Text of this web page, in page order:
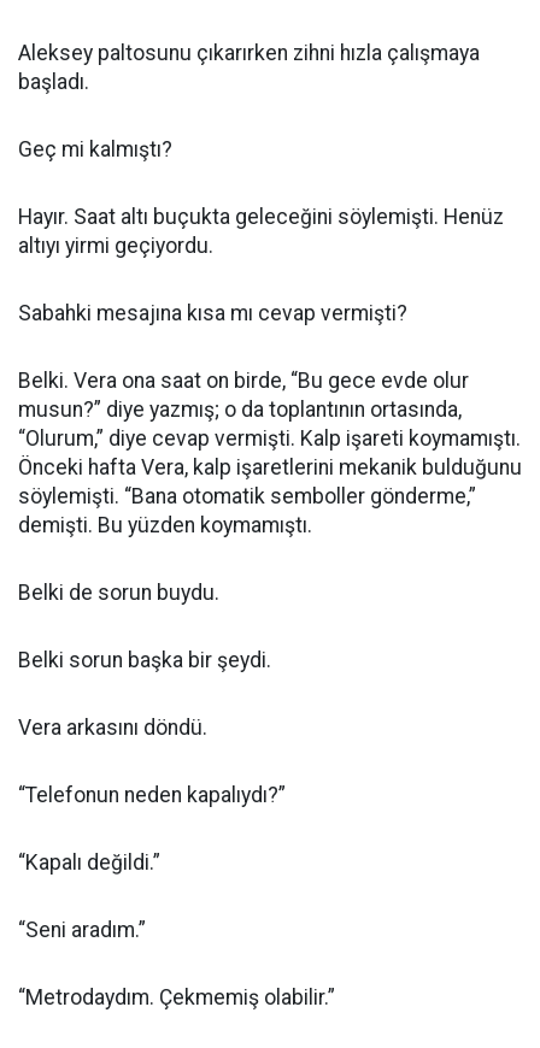
Aleksey paltosunu çıkarırken zihni hızla çalışmaya
başladı.
Geç mi kalmıştı?
Hayır. Saat altı buçukta geleceğini söylemişti. Henüz
altıyı yirmi geçiyordu.
Sabahki mesajına kısa mı cevap vermişti?
Belki. Vera ona saat on birde, “Bu gece evde olur
musun?” diye yazmış; o da toplantının ortasında,
“Olurum,” diye cevap vermişti. Kalp işareti koymamıştı.
Önceki hafta Vera, kalp işaretlerini mekanik bulduğunu
söylemişti. “Bana otomatik semboller gönderme,”
demişti. Bu yüzden koymamıştı.
Belki de sorun buydu.
Belki sorun başka bir şeydi.
Vera arkasını döndü.
“Telefonun neden kapalıydı?”
“Kapalı değildi.”
“Seni aradım.”
“Metrodaydım. Çekmemiş olabilir.”